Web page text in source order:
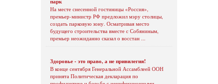
На месте снесенной гостиницы «Россия»,
премьер-министр РФ предложил мэру столицы,
создать парковую зону. Осматривая место
будущего строительства вместе с Собяниным,
премьер неожиданно сказал о восстан ...
Здоровье - это право, а не привилегия!
В конце сентября Генеральной Ассамблеей ООН
принята Политическая декларация по